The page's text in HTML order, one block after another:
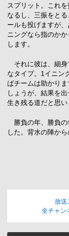
スプリット。これ
なるし、三振をと
ールも投げますが
ニングなら指のか
します。
それに彼は、細身
なタイプ。1イニン
ばチームは助かり
しょうが、結果を
生き残る道だと思い
勝負の年、勝負の
した。背水の陣か
放送
全チャン